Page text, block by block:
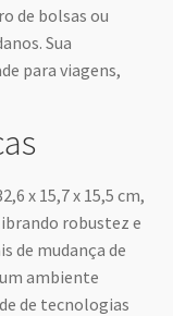
de bolsas ou
Sua
para viagens,
x 15,7 x 15,5 cm,
robustez e
de mudança de
ambiente
de tecnologias